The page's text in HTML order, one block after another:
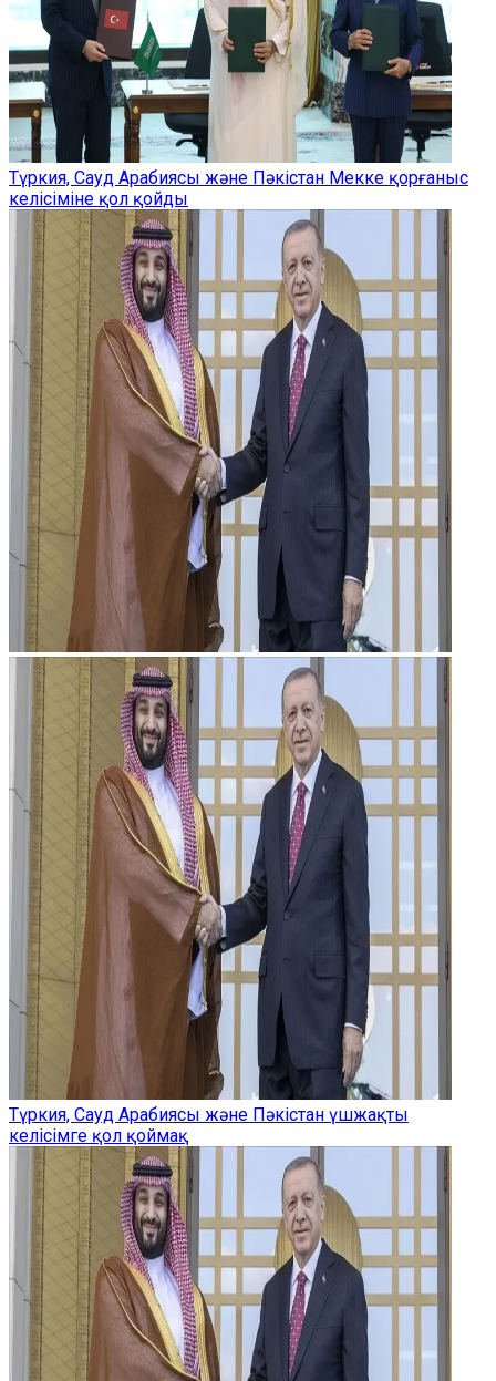
Түркия, Сауд Арабиясы және Пәкістан Мекке қорғаныс
келісіміне қол қойды
Түркия, Сауд Арабиясы және Пәкістан үшжақты
келісімге қол қоймақ